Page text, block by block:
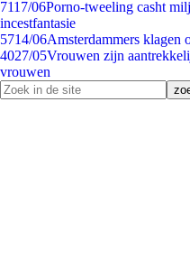
7117/06Porno-tweeling casht
incestfantasie
5714/06Amsterdammers klagen
4027/05Vrouwen zijn
vrouwen